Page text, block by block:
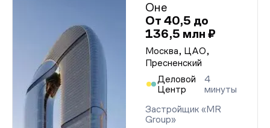
Оне
От 40,5 до
136,5 млн ₽
Москва, ЦАО,
Пресненский
Деловой
Центр
4
минуты
Застройщик «MR
Group»